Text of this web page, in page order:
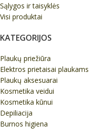
Sąlygos ir taisyklės
Visi produktai
KATEGORIJOS
Plaukų priežiūra
Elektros prietaisai plaukams
Plaukų aksesuarai
Kosmetika veidui
Kosmetika kūnui
Depiliacija
Burnos higiena